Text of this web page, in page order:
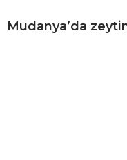
Mudanya’da